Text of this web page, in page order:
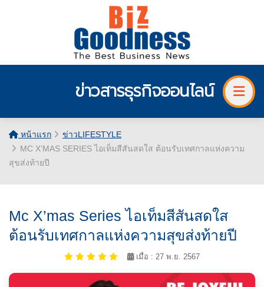
ข่าวสารธุรกิจออนไลน์
หน้าแรก
ข่าวLIFESTYLE
MC X’MAS SERIES ไอเท็มสีสันสดใส ต้อนรับเทศกาลแห่งความ
สุขส่งท้ายปี
Mc X’mas Series ไอเท็มสีสันสดใส
ต้อนรับเทศกาลแห่งความสุขส่งท้ายปี
เมื่อ : 27 พ.ย. 2567